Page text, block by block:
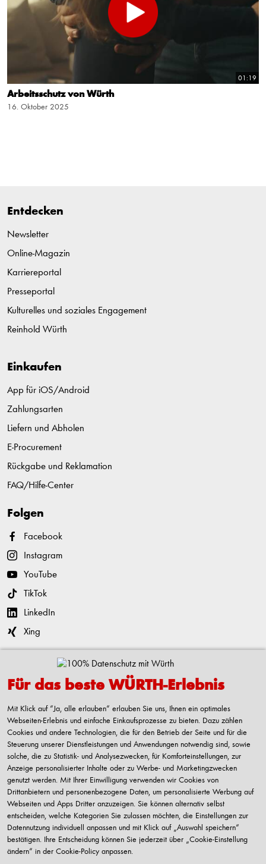
01:19
Arbeitsschutz von Würth
16. Oktober 2025
Entdecken
Newsletter
Online-Magazin
Karriereportal
Presseportal
Kulturelles und soziales Engagement
Reinhold Würth
Einkaufen
App für iOS/Android
Zahlungsarten
Liefern und Abholen
E-Procurement
Rückgabe und Reklamation
FAQ/Hilfe-Center
Folgen
Facebook
Instagram
YouTube
TikTok
LinkedIn
Xing
Kontaktieren
Adolf Würth GmbH & Co. KG
74653 Künzelsau-Gaisbach
Deutschland
Alle Kontaktmöglichkeiten
+49 7940 15-2400
info@wuerth.com
Verkauf nur an Unternehmer, Gewerbetreibende, Freiberufler und öffentliche
Institutionen, nicht jedoch an Verbraucher im Sinne des § 13 BGB. Alle Preise in
Für das beste WÜRTH-Erlebnis
Mit Klick auf “Ja, alle erlauben“ erlauben Sie uns, Ihnen ein optimales
Webseiten-Erlebnis und einfache Einkaufsprozesse zu bieten. Dazu zählen
Cookies und andere Technologien, die für den Betrieb der Seite und für die
Steuerung unserer Dienstleistungen und Anwendungen notwendig sind, sowie
solche, die zu Statistik- und Analysezwecken, für Komforteinstellungen, zur
Anzeige personalisierter Inhalte oder zu Werbe- und Marketingzwecken
genutzt werden. Mit Ihrer Einwilligung verwenden wir Cookies von
Drittanbietern und personenbezogene Daten, um personalisierte Werbung auf
Webseiten und Apps Dritter anzuzeigen. Sie können alternativ selbst
entscheiden, welche Kategorien Sie zulassen möchten, die Einstellungen zur
Datennutzung individuell anpassen und mit Klick auf „Auswahl speichern“
bestätigen. Ihre Entscheidung können Sie jederzeit über „Cookie-Einstellung
ändern“ in der Cookie-Policy anpassen.